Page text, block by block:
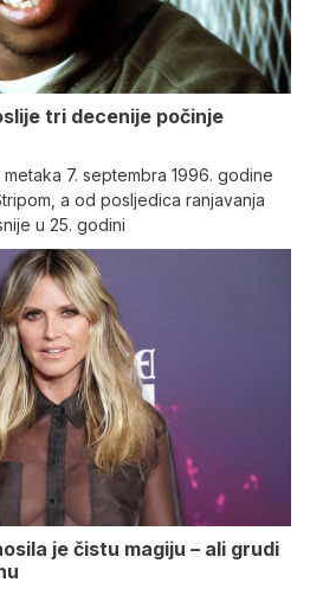
tri decenije počinje
7. septembra 1996. godine
a od posljedica ranjavanja
u 25. godini
je čistu magiju – ali grudi